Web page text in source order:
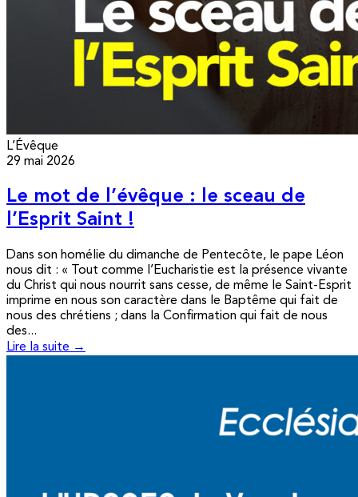
L’Évêque
29 mai 2026
Le mot de l’évêque : le sceau de
l’Esprit Saint !
Dans son homélie du dimanche de Pentecôte, le pape Léon
nous dit : « Tout comme l’Eucharistie est la présence vivante
du Christ qui nous nourrit sans cesse, de même le Saint-Esprit
imprime en nous son caractère dans le Baptême qui fait de
nous des chrétiens ; dans la Confirmation qui fait de nous
des...
Lire la suite →